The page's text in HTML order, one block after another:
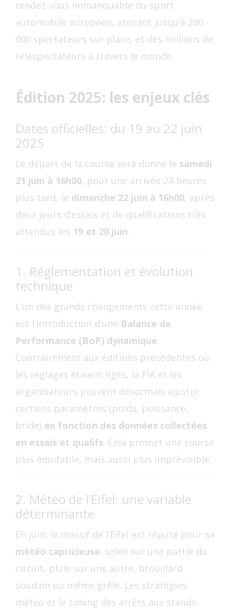
rendez-vous immanquable du sport
automobile européen, attirant jusqu’à 200
000 spectateurs sur place, et des millions de
téléspectateurs à travers le monde.
Édition 2025: les enjeux clés
Dates officielles: du 19 au 22 juin
2025
Le départ de la course sera donné le samedi
21 juin à 16h00, pour une arrivée 24 heures
plus tard, le dimanche 22 juin à 16h00, après
deux jours d’essais et de qualifications très
attendus les 19 et 20 juin.
1. Réglementation et évolution
technique
L’un des grands changements cette année
est l’introduction d’une Balance de
Performance (BoP) dynamique.
Contrairement aux éditions précédentes où
les réglages étaient figés, la FIA et les
organisateurs peuvent désormais ajuster
certains paramètres (poids, puissance,
bride) en fonction des données collectées
en essais et qualifs. Cela promet une course
plus équitable, mais aussi plus imprévisible.
2. Météo de l’Eifel: une variable
déterminante
En juin, le massif de l’Eifel est réputé pour sa
météo capricieuse: soleil sur une partie du
circuit, pluie sur une autre, brouillard
soudain ou même grêle. Les stratégies
météo et le timing des arrêts aux stands